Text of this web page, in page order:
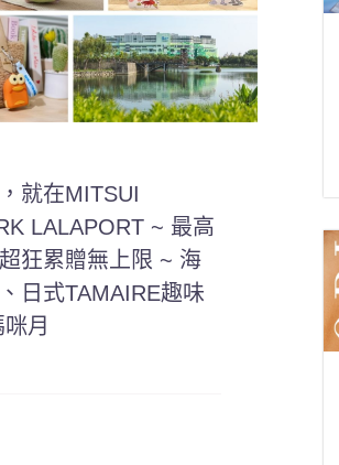
就在MITSUI
LALAPORT ~ 最高
狂累贈無上限 ~ 海
日式TAMAIRE趣味
月